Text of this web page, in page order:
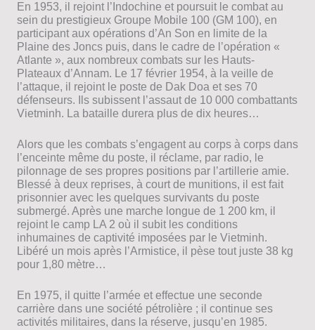
En 1953, il rejoint l’Indochine et poursuit le combat au
sein du prestigieux Groupe Mobile 100 (GM 100), en
participant aux opérations d’An Son en limite de la
Plaine des Joncs puis, dans le cadre de l’opération «
Atlante », aux nombreux combats sur les Hauts-
Plateaux d’Annam. Le 17 février 1954, à la veille de
l’attaque, il rejoint le poste de Dak Doa et ses 70
défenseurs. Ils subissent l’assaut de 10 000 combattants
Vietminh. La bataille durera plus de dix heures…
Alors que les combats s’engagent au corps à corps dans
l’enceinte même du poste, il réclame, par radio, le
pilonnage de ses propres positions par l’artillerie amie.
Blessé à deux reprises, à court de munitions, il est fait
prisonnier avec les quelques survivants du poste
submergé. Après une marche longue de 1 200 km, il
rejoint le camp LA 2 où il subit les conditions
inhumaines de captivité imposées par le Vietminh.
Libéré un mois après l’Armistice, il pèse tout juste 38 kg
pour 1,80 mètre…
En 1975, il quitte l’armée et effectue une seconde
carrière dans une société pétrolière ; il continue ses
activités militaires, dans la réserve, jusqu’en 1985.